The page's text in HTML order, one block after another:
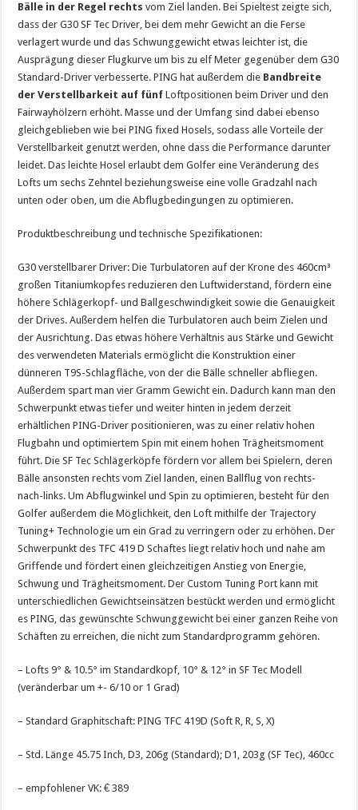
Bälle in der Regel rechts vom Ziel landen. Bei Spieltest zeigte sich,
dass der G30 SF Tec Driver, bei dem mehr Gewicht an die Ferse
verlagert wurde und das Schwunggewicht etwas leichter ist, die
Ausprägung dieser Flugkurve um bis zu elf Meter gegenüber dem G30
Standard-Driver verbesserte. PING hat außerdem die Bandbreite
der Verstellbarkeit auf fünf Loftpositionen beim Driver und den
Fairwayhölzern erhöht. Masse und der Umfang sind dabei ebenso
gleichgeblieben wie bei PING fixed Hosels, sodass alle Vorteile der
Verstellbarkeit genutzt werden, ohne dass die Performance darunter
leidet. Das leichte Hosel erlaubt dem Golfer eine Veränderung des
Lofts um sechs Zehntel beziehungsweise eine volle Gradzahl nach
unten oder oben, um die Abflugbedingungen zu optimieren.
Produktbeschreibung und technische Spezifikationen:
G30 verstellbarer Driver: Die Turbulatoren auf der Krone des 460cm³
großen Titaniumkopfes reduzieren den Luftwiderstand, fördern eine
höhere Schlägerkopf- und Ballgeschwindigkeit sowie die Genauigkeit
der Drives. Außerdem helfen die Turbulatoren auch beim Zielen und
der Ausrichtung. Das etwas höhere Verhältnis aus Stärke und Gewicht
des verwendeten Materials ermöglicht die Konstruktion einer
dünneren T9S-Schlagfläche, von der die Bälle schneller abfliegen.
Außerdem spart man vier Gramm Gewicht ein. Dadurch kann man den
Schwerpunkt etwas tiefer und weiter hinten in jedem derzeit
erhältlichen PING-Driver positionieren, was zu einer relativ hohen
Flugbahn und optimiertem Spin mit einem hohen Trägheitsmoment
führt. Die SF Tec Schlägerköpfe fördern vor allem bei Spielern, deren
Bälle ansonsten rechts vom Ziel landen, einen Ballflug von rechts-
nach-links. Um Abflugwinkel und Spin zu optimieren, besteht für den
Golfer außerdem die Möglichkeit, den Loft mithilfe der Trajectory
Tuning+ Technologie um ein Grad zu verringern oder zu erhöhen. Der
Schwerpunkt des TFC 419 D Schaftes liegt relativ hoch und nahe am
Griffende und fördert einen gleichzeitigen Anstieg von Energie,
Schwung und Trägheitsmoment. Der Custom Tuning Port kann mit
unterschiedlichen Gewichtseinsätzen bestückt werden und ermöglicht
es PING, das gewünschte Schwunggewicht bei einer ganzen Reihe von
Schäften zu erreichen, die nicht zum Standardprogramm gehören.
– Lofts 9° & 10.5° im Standardkopf, 10° & 12° in SF Tec Modell
(veränderbar um +- 6/10 or 1 Grad)
– Standard Graphitschaft: PING TFC 419D (Soft R, R, S, X)
– Std. Länge 45.75 Inch, D3, 206g (Standard); D1, 203g (SF Tec), 460cc
– empfohlener VK: € 389